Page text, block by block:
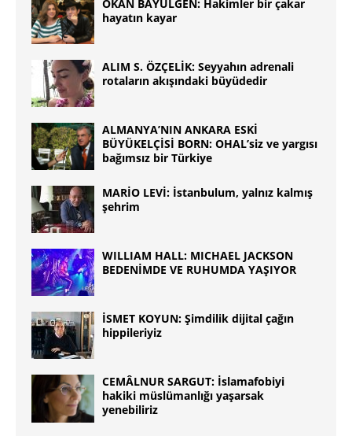
OKAN BAYÜLGEN: Hakimler bir çakar
hayatın kayar
ALIM S. ÖZÇELİK: Seyyahın adrenali
rotaların akışındaki büyüdedir
ALMANYA’NIN ANKARA ESKİ
BÜYÜKELÇİSİ BORN: OHAL’siz ve yargısı
bağımsız bir Türkiye
MARİO LEVİ: İstanbulum, yalnız kalmış
şehrim
WILLIAM HALL: MICHAEL JACKSON
BEDENİMDE VE RUHUMDA YAŞIYOR
İSMET KOYUN: Şimdilik dijital çağın
hippileriyiz
CEMÂLNUR SARGUT: İslamafobiyi
hakiki müslümanlığı yaşarsak
yenebiliriz